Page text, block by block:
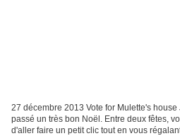
27 décembre 2013 Vote for Mulette's
passé un très bon Noël. Entre deux fêtes,
d'aller faire un petit clic tout en vous